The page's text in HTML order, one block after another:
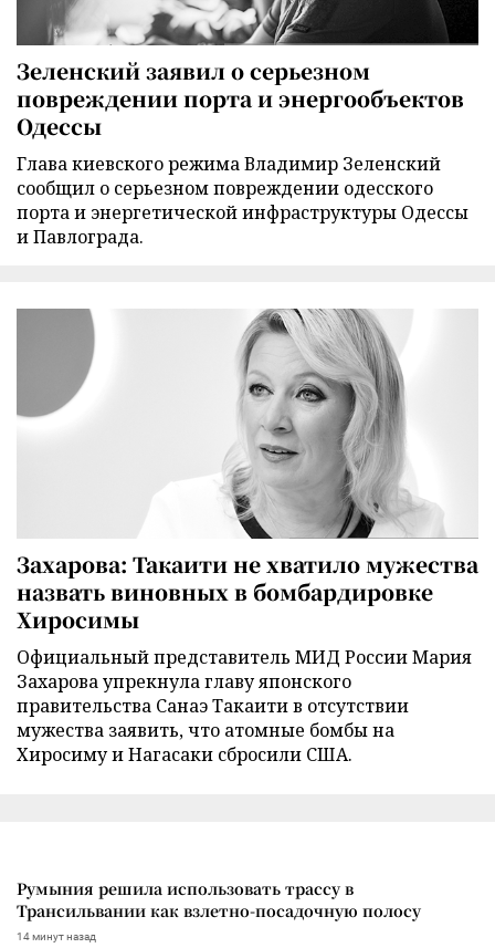
Зеленский заявил о серьезном
повреждении порта и энергообъектов
Одессы
Глава киевского режима Владимир Зеленский
сообщил о серьезном повреждении одесского
порта и энергетической инфраструктуры Одессы
и Павлограда.
Захарова: Такаити не хватило мужества
назвать виновных в бомбардировке
Хиросимы
Официальный представитель МИД России Мария
Захарова упрекнула главу японского
правительства Санаэ Такаити в отсутствии
мужества заявить, что атомные бомбы на
Хиросиму и Нагасаки сбросили США.
Румыния решила использовать трассу в
Трансильвании как взлетно-посадочную полосу
14 минут назад